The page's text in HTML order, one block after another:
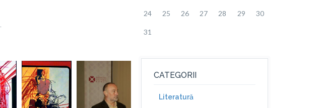
24 25 26 27 28 29 30
31
CATEGORII
Literatură